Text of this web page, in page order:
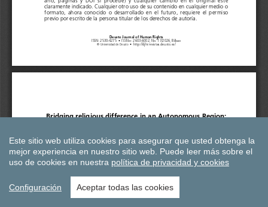
Este sitio web utiliza cookies para asegurar que usted obtenga la
mejor experiencia en nuestro sitio web. Puede leer más sobre el
uso de cookies en nuestra política de privacidad y cookies
Configuración Aceptar todas las cookies